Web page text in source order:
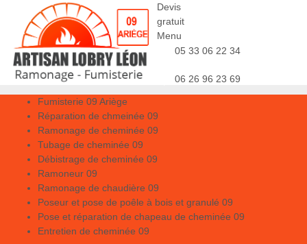
Devis
gratuit
Menu
05 33 06 22 34
06 26 96 23 69
Fumisterie 09 Ariège
Réparation de chmeinée 09
Ramonage de cheminée 09
Tubage de cheminée 09
Débistrage de cheminée 09
Ramoneur 09
Ramonage de chaudière 09
Poseur et pose de poêle à bois et granulé 09
Pose et réparation de chapeau de cheminée 09
Entretien de cheminée 09